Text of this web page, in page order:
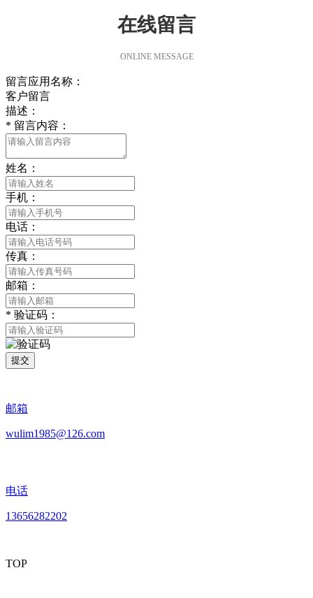
在线留言
ONLINE MESSAGE
留言应用名称：
客户留言
描述：
* 留言内容：
姓名：
手机：
电话：
传真：
邮箱：
* 验证码：
提交
邮箱
wulim1985@126.com
电话
13656282202
TOP